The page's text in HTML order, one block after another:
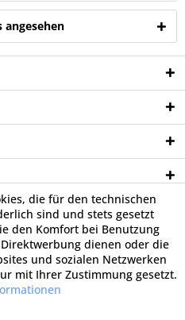
angesehen
die für den technischen
sind und stets gesetzt
den Komfort bei Benutzung
dienen oder die
und sozialen Netzwerken
mit Ihrer Zustimmung gesetzt.